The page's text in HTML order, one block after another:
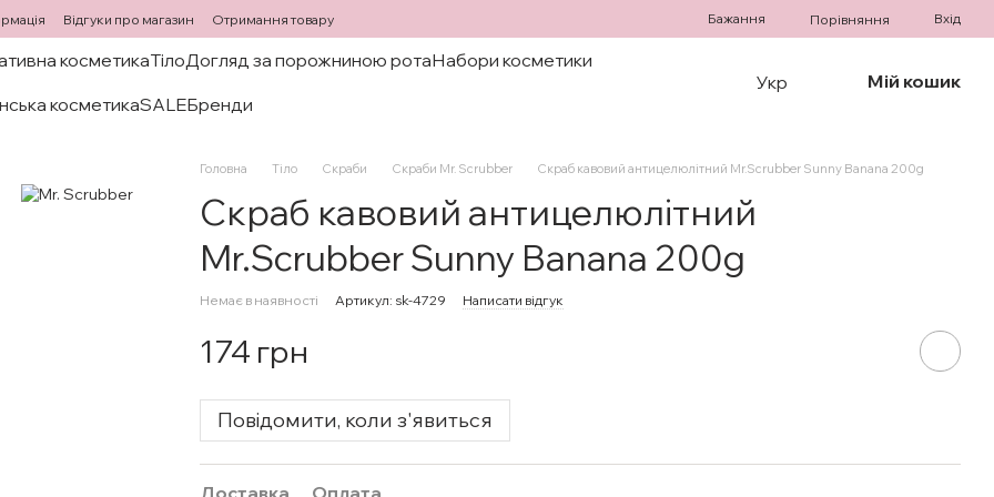
Відгуки про магазин Отримання товару Бажання Порівняння Вхід
косметикаТілоДогляд за порожниною ротаНабори косметики
косметикаSALEБренди
Укр Мій кошик
Головна Тіло Скраби Скраби Mr. Scrubber Скраб кавовий антицелюлітний Mr.Scrubber Sunny Banana 200g
Скраб кавовий антицелюлітний
Mr.Scrubber Sunny Banana 200g
Немає в наявності Артикул: sk-4729 Написати відгук
174 грн
Повідомити, коли з'явиться
Доставка Оплата